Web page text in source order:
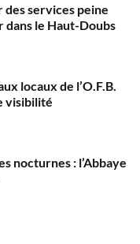
des services peine
le Haut-Doubs
locaux de l’O.F.B.
visibilité
nocturnes : l’Abbaye